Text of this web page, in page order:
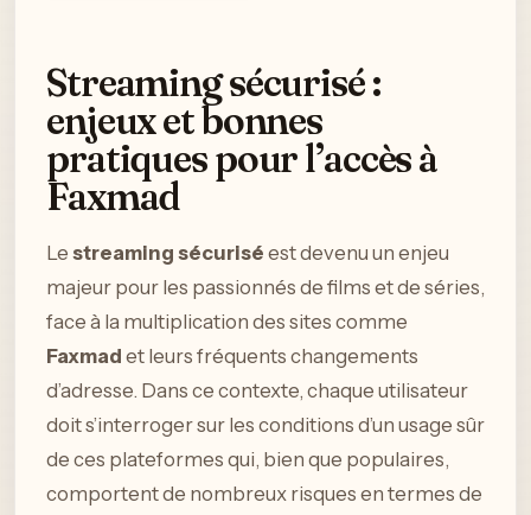
Streaming sécurisé :
enjeux et bonnes
pratiques pour l’accès à
Faxmad
Le streaming sécurisé est devenu un enjeu
majeur pour les passionnés de films et de séries,
face à la multiplication des sites comme
Faxmad et leurs fréquents changements
d’adresse. Dans ce contexte, chaque utilisateur
doit s’interroger sur les conditions d’un usage sûr
de ces plateformes qui, bien que populaires,
comportent de nombreux risques en termes de